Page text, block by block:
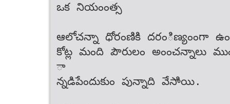
ఒక నియంంత్స
ఆలోచన్నా ధోరంణికి దరంిణ్యంంగా
కోట్ల మంది పౌరులం అంంచన్నాలు
ా
న్నడిపేందుకుం పున్నాది వేసాియి.